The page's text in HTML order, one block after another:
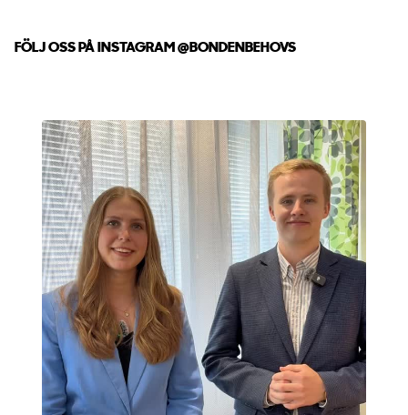
FÖLJ OSS PÅ INSTAGRAM @BONDENBEHOVS